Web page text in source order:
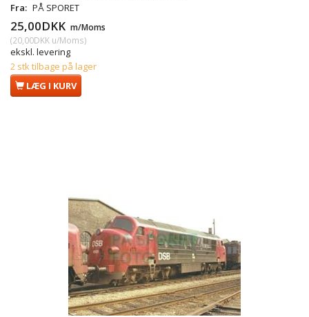
Fra: PÅ SPORET
25,00DKK m/Moms
(20,00DKK u/Moms)
ekskl. levering
2 stk tilbage på lager
LÆG I KURV